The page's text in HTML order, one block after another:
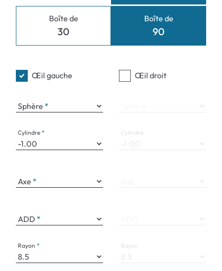
Boîte de
30
Boîte de
90
Œil gauche
Sphère
Cylindre
Axe
ADD
Rayon
Œil droit
Cylindre
Rayon